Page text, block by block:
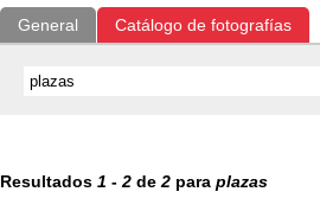
General Catálogo de fotografías
Resultados 1 - 2 de 2 para plazas